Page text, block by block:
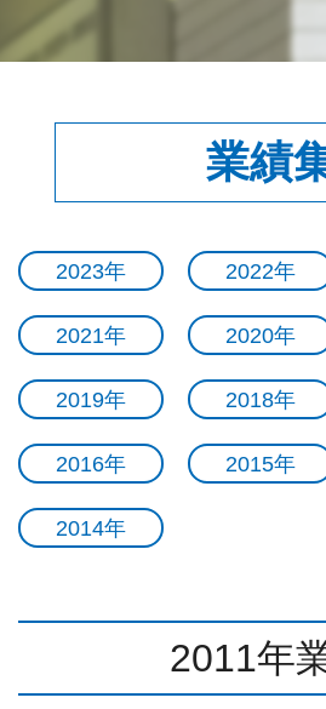
業績
2023年 2022年
2021年 2020年
2019年 2018年
2016年 2015年
2014年
2011年